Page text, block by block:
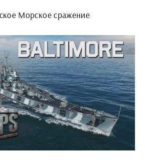
Морское сражение